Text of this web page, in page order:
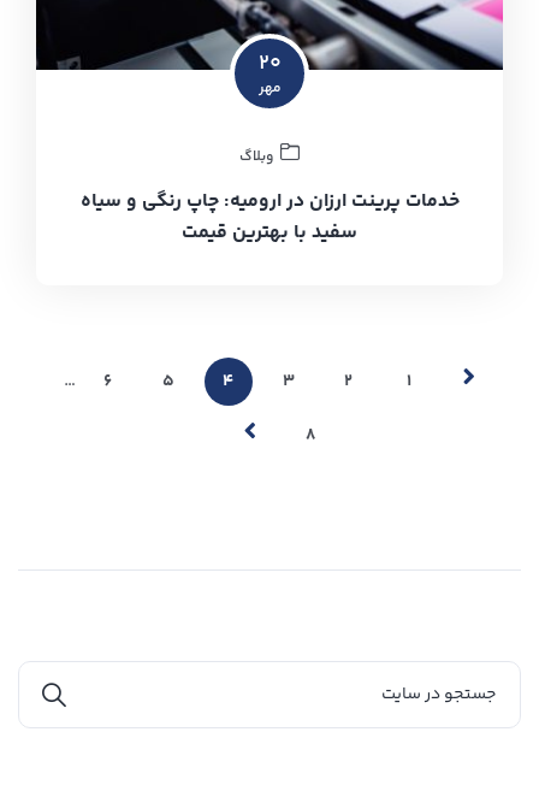
۲۰
مهر
وبلاگ
خدمات پرینت ارزان در ارومیه: چاپ رنگی و سیاه
سفید با بهترین قیمت
۱ ۲ ۳ ۴ ۵ ۶ …
۸